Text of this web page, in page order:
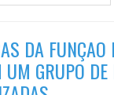
DA FUNÇAO
UM GRUPO